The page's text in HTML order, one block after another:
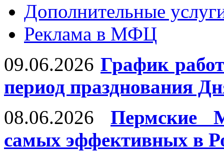
Дополнительные
Реклама в МФЦ
09.06.2026 График
период празднования
08.06.2026
Пермские
самых эффективных в